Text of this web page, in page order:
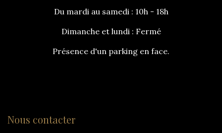
Du mardi au samedi : 10h - 18h
Dimanche et lundi : Fermé
Présence d'un parking en face.
Nous contacter